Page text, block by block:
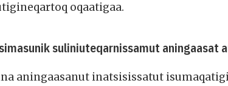
oqaatigaa.
suliniuteqarnissamut
aningaasanut inatsisissatut